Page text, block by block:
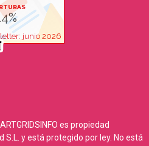
es propiedad
S.L. y está protegido por ley. No está